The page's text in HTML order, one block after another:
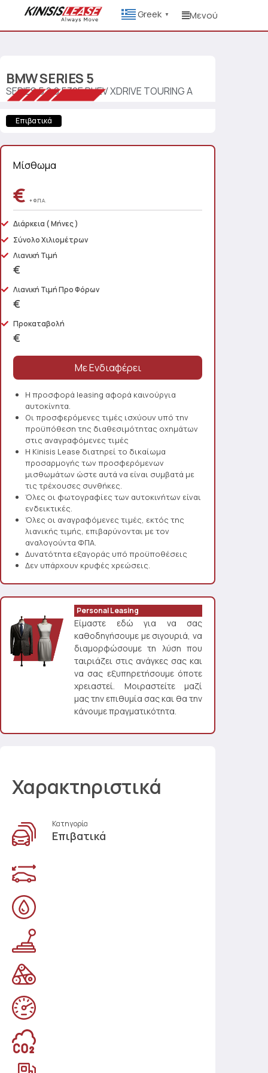
Greek ▼ Μενού
BMWSERIES 5
SERIES 5 2.0 530E PHEV XDRIVE TOURING A
Επιβατικά
Μίσθωμα
€ + Φ.Π.Α.
Διάρκεια ( Μήνες )
Σύνολο Χιλιομέτρων
Λιανική Τιμή
€
Λιανική Τιμή Προ Φόρων
€
Προκαταβολή
€
Η προσφορά leasing αφορά καινούργια
αυτοκίνητα.
Οι προσφερόμενες τιμές ισχύουν υπό την
προϋπόθεση της διαθεσιμότητας οχημάτων
στις αναγραφόμενες τιμές
Η Kinisis Lease διατηρεί το δικαίωμα
προσαρμογής των προσφερόμενων
μισθωμάτων ώστε αυτά να είναι συμβατά με
τις τρέχουσες συνθήκες.
Όλες οι φωτογραφίες των αυτοκινήτων είναι
ενδεικτικές.
Όλες οι αναγραφόμενες τιμές, εκτός της
λιανικής τιμής, επιβαρύνονται με τον
αναλογούντα ΦΠΑ.
Δυνατότητα εξαγοράς υπό προϋποθέσεις
Δεν υπάρχουν κρυφές χρεώσεις.
Personal Leasing
Είμαστε εδώ για να σας
καθοδηγήσουμε με σιγουριά, να
διαμορφώσουμε τη λύση που
ταιριάζει στις ανάγκες σας και
να σας εξυπηρετήσουμε όποτε
χρειαστεί. Μοιραστείτε μαζί
μας την επιθυμία σας και θα την
κάνουμε πραγματικότητα.
Χαρακτηριστικά
Κατηγορία
Επιβατικά